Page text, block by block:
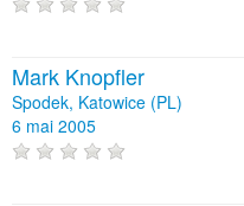
Mark Knopfler
Spodek, Katowice (PL)
6 mai 2005